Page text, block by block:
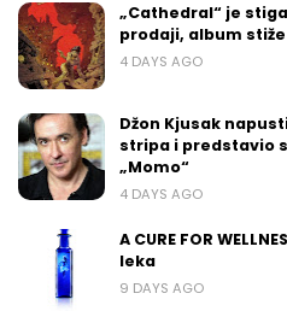
„Cathedral“ je
prodaji, album
4 DAYS AGO
Džon Kjusak
stripa i predstavio
„Momo“
4 DAYS AGO
A CURE FOR
leka
9 DAYS AGO